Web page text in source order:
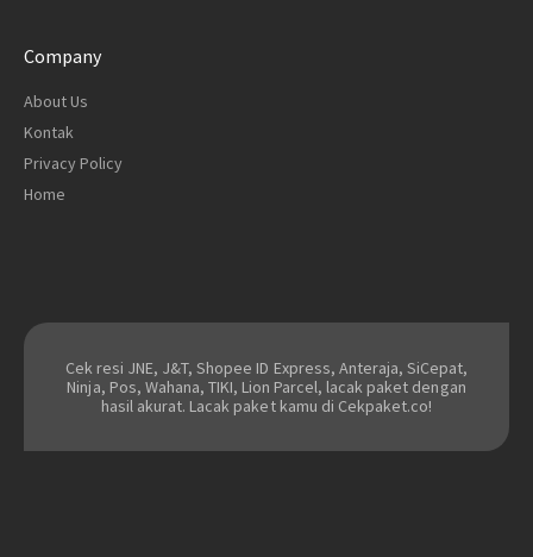
Company
About Us
Kontak
Privacy Policy
Home
Cek resi JNE, J&T, Shopee ID Express, Anteraja, SiCepat,
Ninja, Pos, Wahana, TIKI, Lion Parcel, lacak paket dengan
hasil akurat. Lacak paket kamu di Cekpaket.co!